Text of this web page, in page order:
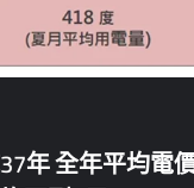
年 全年平均電